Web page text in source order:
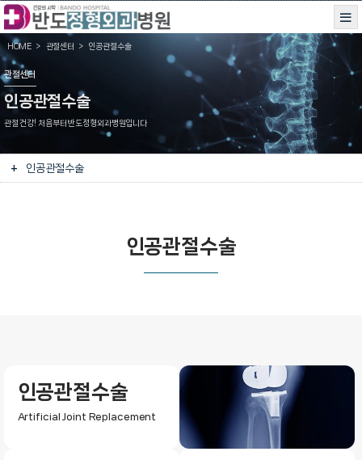
HOME 관절센터 인공관절수술
관절센터
인공관절수술
관절 건강! 처음부터 반도정형외과병원입니다
인공관절수술
인공관절수술
인공관절수술
Artificial Joint Replacement